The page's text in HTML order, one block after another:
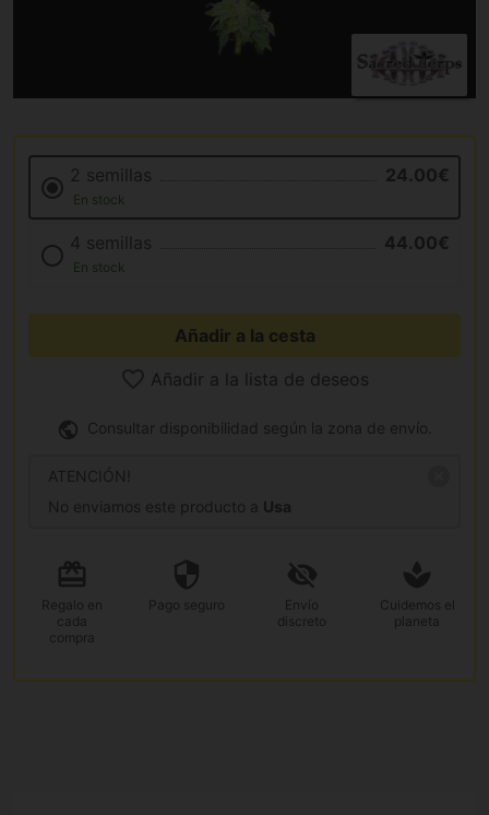
2 semillas 24.00€
En stock
4 semillas 44.00€
En stock
Añadir a la cesta
Añadir a la lista de deseos
Consultar disponibilidad según la zona de envío.
ATENCIÓN!
No enviamos este producto a Usa
Regalo en
cada
compra
Pago seguro
Envío
discreto
Cuidemos el
planeta